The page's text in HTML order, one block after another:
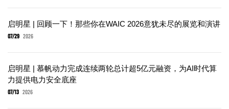
启明星 | 回顾一下！那些你在WAIC 2026意犹未尽的展览和演讲
07/29 2026
启明星 | 慕帆动力完成连续两轮总计超5亿元融资，为AI时代算
力提供电力安全底座
07/13 2026